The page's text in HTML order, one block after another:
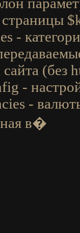
-
(без
-
-
в�